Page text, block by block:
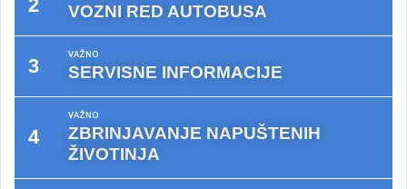
VOZNI RED AUTOBUSA
VAŽNO
SERVISNE INFORMACIJE
VAŽNO
ZBRINJAVANJE NAPUŠTENIH
ŽIVOTINJA